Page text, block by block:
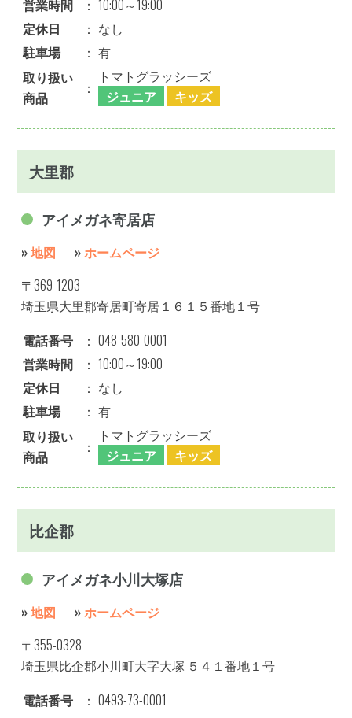
営業時間 ： 10:00～19:00
定休日
： なし
駐車場
： 有
取り扱い
商品
：
トマトグラッシーズ
ジュニア
キッズ
大里郡
アイメガネ寄居店
»地図 »ホームページ
〒369-1203
埼玉県大里郡寄居町寄居１６１５番地１号
電話番号
： 048-580-0001
営業時間
： 10:00～19:00
定休日
： なし
駐車場
： 有
取り扱い
商品
：
トマトグラッシーズ
ジュニア
キッズ
比企郡
アイメガネ小川大塚店
»地図 »ホームページ
〒355-0328
埼玉県比企郡小川町大字大塚 ５４１番地１号
電話番号
： 0493-73-0001